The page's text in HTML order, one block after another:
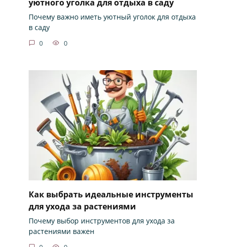
уютного уголка для отдыха в саду
Почему важно иметь уютный уголок для отдыха
в саду
0 0
Как выбрать идеальные инструменты
для ухода за растениями
Почему выбор инструментов для ухода за
растениями важен